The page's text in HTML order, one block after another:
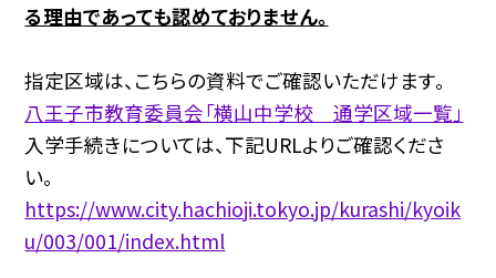
る理由であっても認めておりません。
指定区域は、こちらの資料でご確認いただけます。
八王子市教育委員会「横山中学校 通学区域一覧」
入学手続きについては、下記URLよりご確認くださ
い。
https://www.city.hachioji.tokyo.jp/kurashi/kyoik
u/003/001/index.html